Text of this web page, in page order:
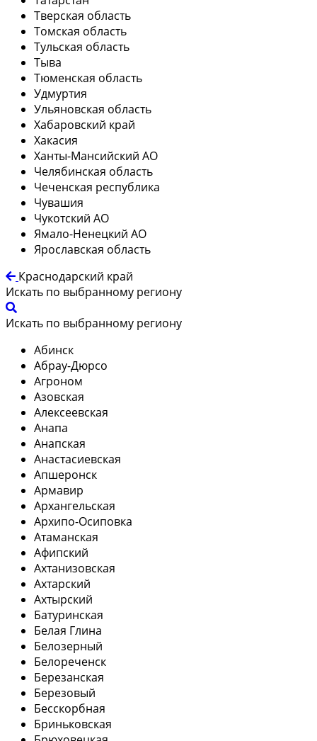
Тверская область
Томская область
Тульская область
Тыва
Тюменская область
Удмуртия
Ульяновская область
Хабаровский край
Хакасия
Ханты-Мансийский АО
Челябинская область
Чеченская республика
Чувашия
Чукотский АО
Ямало-Ненецкий АО
Ярославская область
Краснодарский край
Искать по выбранному региону
Искать по выбранному региону
Абинск
Абрау-Дюрсо
Агроном
Азовская
Алексеевская
Анапа
Анапская
Анастасиевская
Апшеронск
Армавир
Архангельская
Архипо-Осиповка
Атаманская
Афипский
Ахтанизовская
Ахтарский
Ахтырский
Батуринская
Белая Глина
Белозерный
Белореченск
Березанская
Березовый
Бесскорбная
Бриньковская